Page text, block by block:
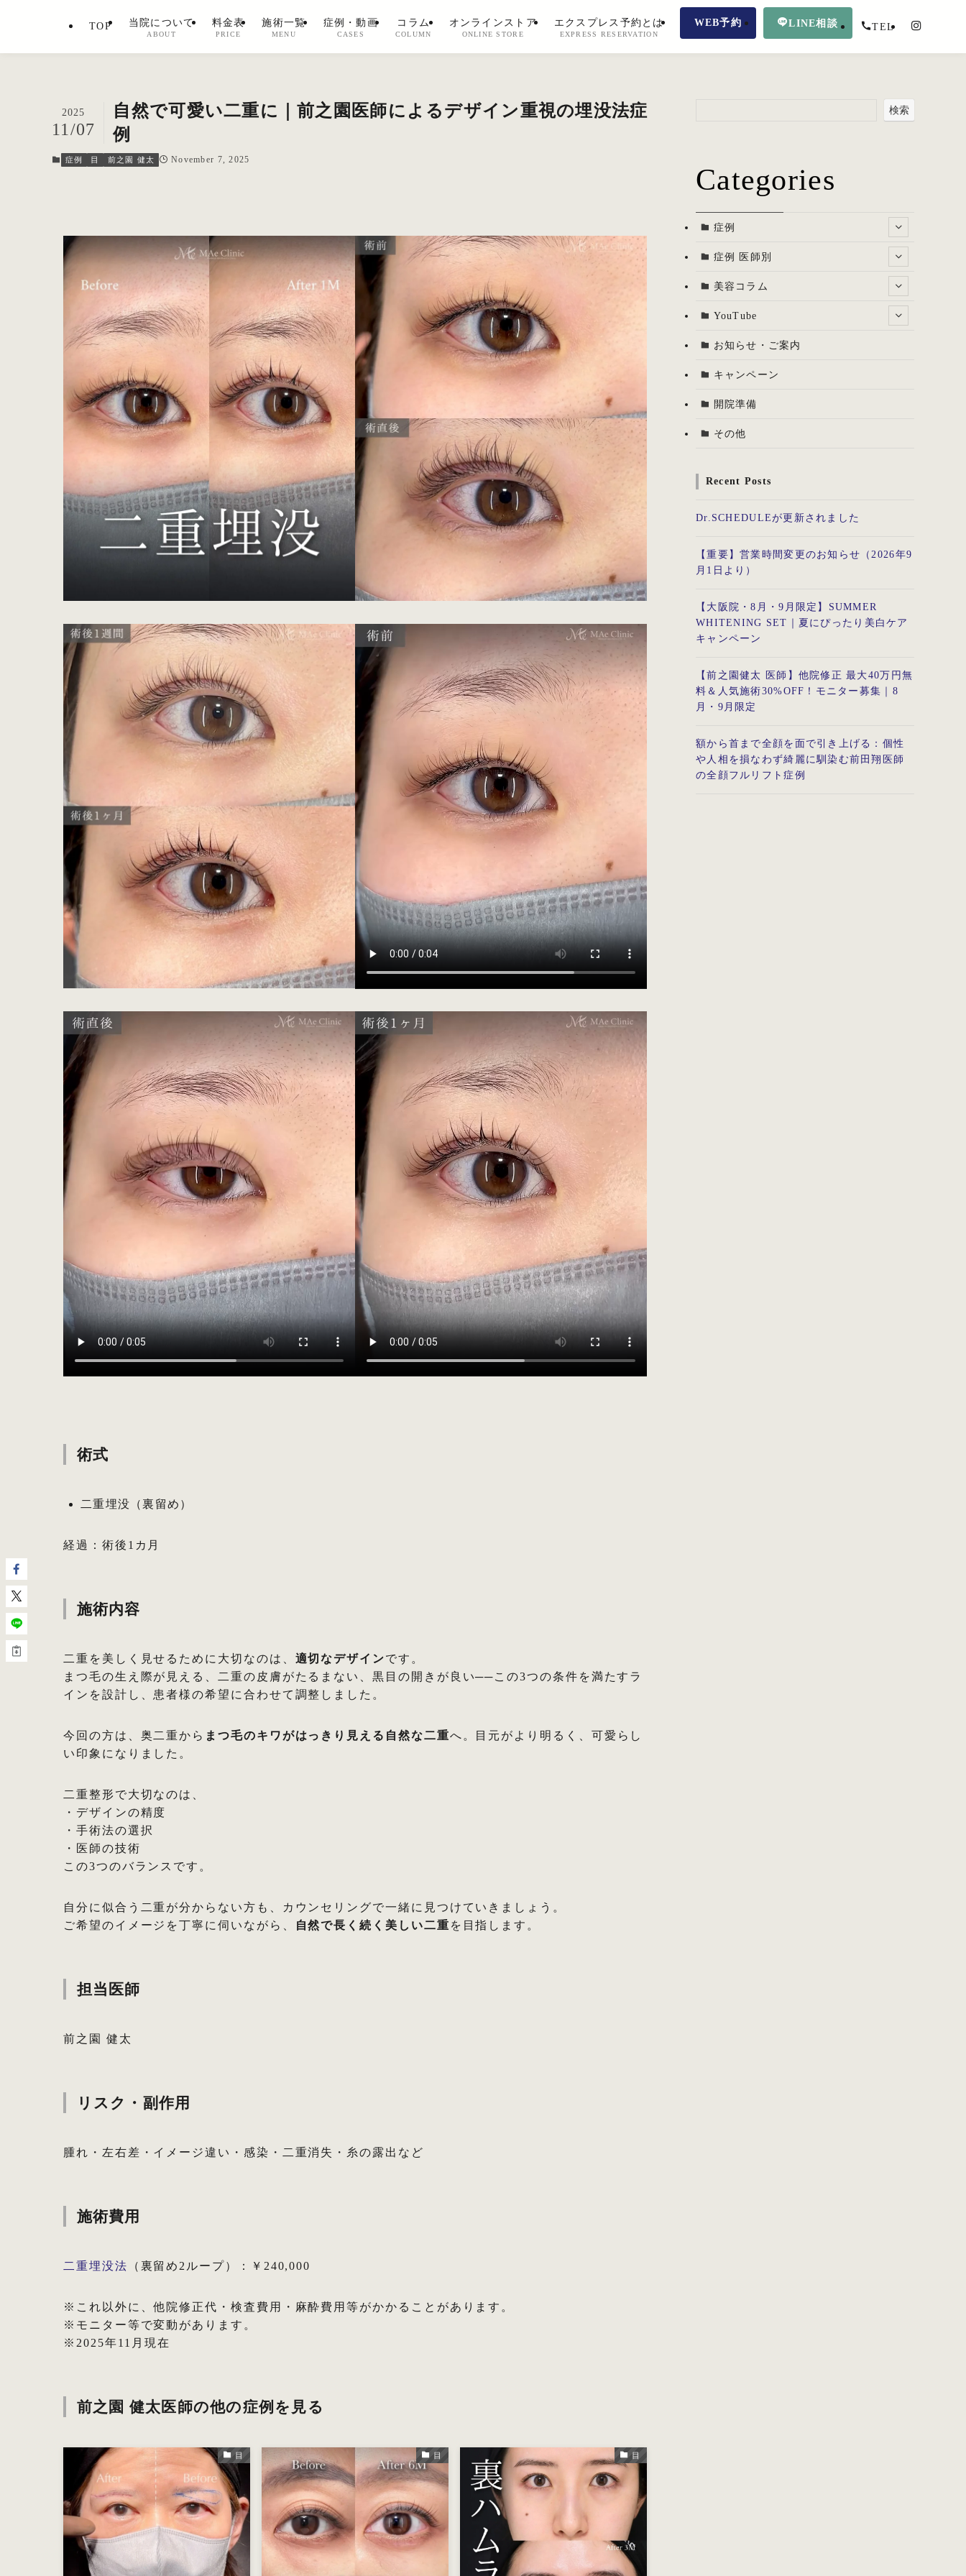
TOP 当院について
ABOUT
料金表
PRICE
施術一覧
MENU
症例・動画
CASES
コラム
COLUMN
オンラインストア
ONLINE STORE
エクスプレス予約とは
EXPRESS RESERVATION
WEB予約 LINE相談 TEL
自然で可愛い二重に｜前之園医師によるデザイン重視の埋没法症
例
2025
11/07
症例 目 前之園 健太 November 7, 2025
術式
二重埋没（裏留め）
経過：術後1カ月
施術内容
二重を美しく見せるために大切なのは、 適切なデザインです。
まつ毛の生え際が見える、二重の皮膚がたるまない、黒目の開きが良い──この3つの条件を満たすラ
インを設計し、患者様の希望に合わせて調整しました。
今回の方は、奥二重から まつ毛のキワがはっきり見える自然な二重へ。目元がより明るく、可愛らし
い印象になりました。
二重整形で大切なのは、
・デザインの精度
・手術法の選択
・医師の技術
この3つのバランスです。
自分に似合う二重が分からない方も、カウンセリングで一緒に見つけていきましょう。
ご希望のイメージを丁寧に伺いながら、
自然で長く続く美しい二重 を目指します。
担当医師
前之園 健太
リスク・副作用
腫れ・左右差・イメージ違い・感染・二重消失・糸の露出など
施術費用
二重埋没法 （裏留め2ループ）：￥240,000
※これ以外に、他院修正代・検査費用・麻酔費用等がかかることがあります。
※モニター等で変動があります。
※2025年11月現在
前之園 健太医師の他の症例を見る
目 目 目
検索
Categories
症例
症例 医師別
美容コラム
YouTube
お知らせ・ご案内
キャンペーン
開院準備
その他
Recent Posts
Dr.SCHEDULEが更新されました
【重要】営業時間変更のお知らせ（2026年9
月1日より）
【大阪院・8月・9月限定】SUMMER
WHITENING SET｜夏にぴったり美白ケア
キャンペーン
【前之園健太 医師】他院修正 最大40万円無
料＆人気施術30%OFF！モニター募集｜8
月・9月限定
額から首まで全顔を面で引き上げる：個性
や人相を損なわず綺麗に馴染む前田翔医師
の全顔フルリフト症例